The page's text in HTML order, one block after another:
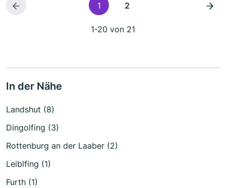
1 2
1-20 von 21
In der Nähe
Landshut (8)
Dingolfing (3)
Rottenburg an der Laaber (2)
Leiblfing (1)
Furth (1)